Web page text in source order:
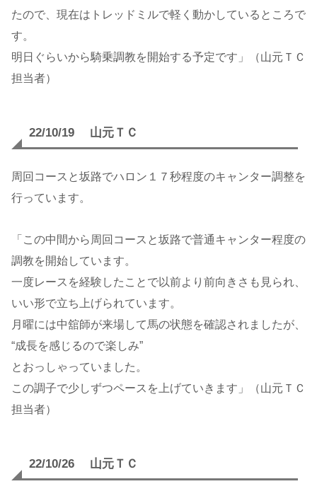
たので、現在はトレッドミルで軽く動かしているところで
す。
明日ぐらいから騎乗調教を開始する予定です」（山元ＴＣ
担当者）
22/10/19 山元ＴＣ
周回コースと坂路でハロン１７秒程度のキャンター調整を
行っています。
「この中間から周回コースと坂路で普通キャンター程度の
調教を開始しています。
一度レースを経験したことで以前より前向きさも見られ、
いい形で立ち上げられています。
月曜には中舘師が来場して馬の状態を確認されましたが、
“成長を感じるので楽しみ”
とおっしゃっていました。
この調子で少しずつペースを上げていきます」（山元ＴＣ
担当者）
22/10/26 山元ＴＣ